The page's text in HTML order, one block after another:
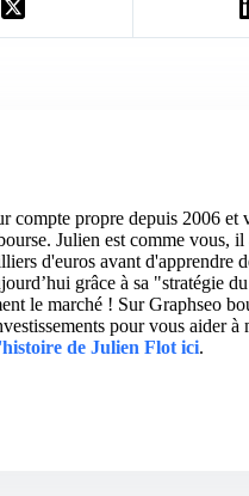
compte propre depuis 2006 et
Julien est comme vous,
d'euros avant d'apprendre
grâce à sa "stratégie
le marché ! Sur Graphseo
pour vous aider
de Julien Flot ici.